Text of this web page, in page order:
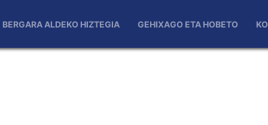
BERGARA ALDEKO HIZTEGIA GEHIXAGO ETA HOBETO